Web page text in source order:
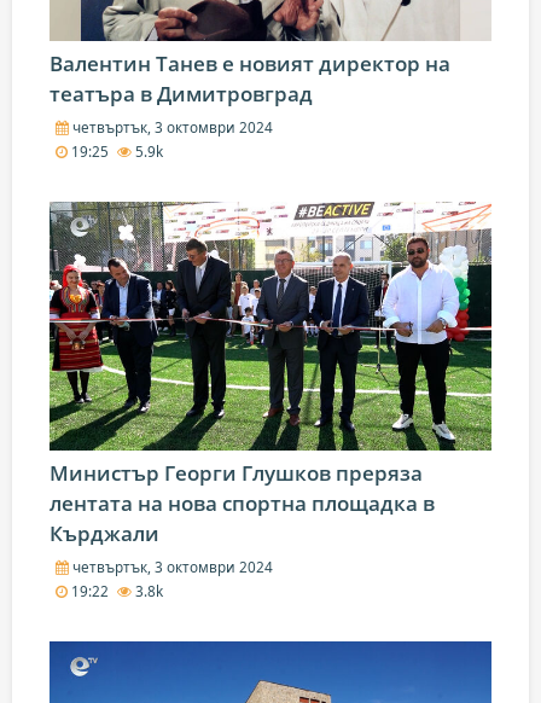
Валентин Танев е новият директор на
театъра в Димитровград
четвъртък, 3 октомври 2024
19:25
5.9k
Министър Георги Глушков преряза
лентата на нова спортна площадка в
Кърджали
четвъртък, 3 октомври 2024
19:22
3.8k